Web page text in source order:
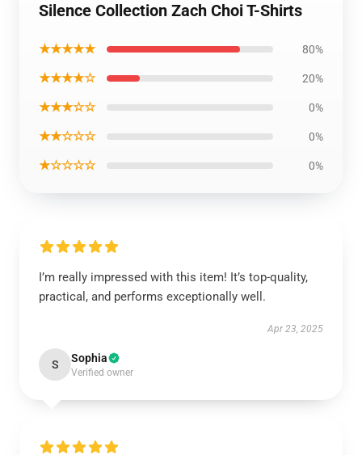
Silence Collection Zach Choi T-Shirts
★★★★★ 80%
★★★★☆ 20%
★★★☆☆ 0%
★★☆☆☆ 0%
★☆☆☆☆ 0%
I’m really impressed with this item! It’s top-quality,
practical, and performs exceptionally well.
Apr 23, 2025
S Sophia
Verified owner